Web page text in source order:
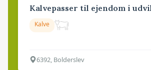
Kalvepasser til ejendom i
Kalve
6392, Bolderslev